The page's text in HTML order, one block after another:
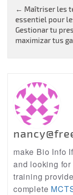
Post
← Maîtriser les
essentiel pour
Gestionar tu
maximizar tus
make Bio Info
and looking
training
complete